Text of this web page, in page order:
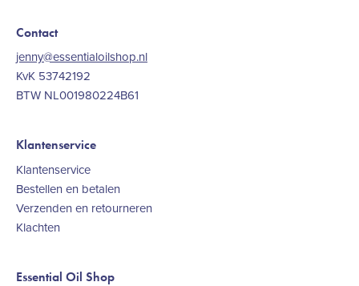
Contact
jenny@essentialoilshop.nl
KvK 53742192
BTW NL001980224B61
Klantenservice
Klantenservice
Bestellen en betalen
Verzenden en retourneren
Klachten
Essential Oil Shop